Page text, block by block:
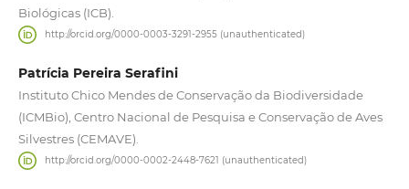
Biológicas (ICB).
http://orcid.org/0000-0003-3291-2955 (unauthenticated)
Patrícia Pereira Serafini
Instituto Chico Mendes de Conservação da Biodiversidade
(ICMBio), Centro Nacional de Pesquisa e Conservação de Aves
Silvestres (CEMAVE).
http://orcid.org/0000-0002-2448-7621 (unauthenticated)